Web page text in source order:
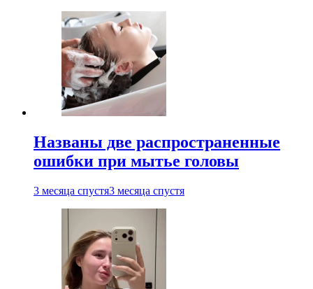
Названы две распространенные
ошибки при мытье головы
3 месяца спустя3 месяца спустя